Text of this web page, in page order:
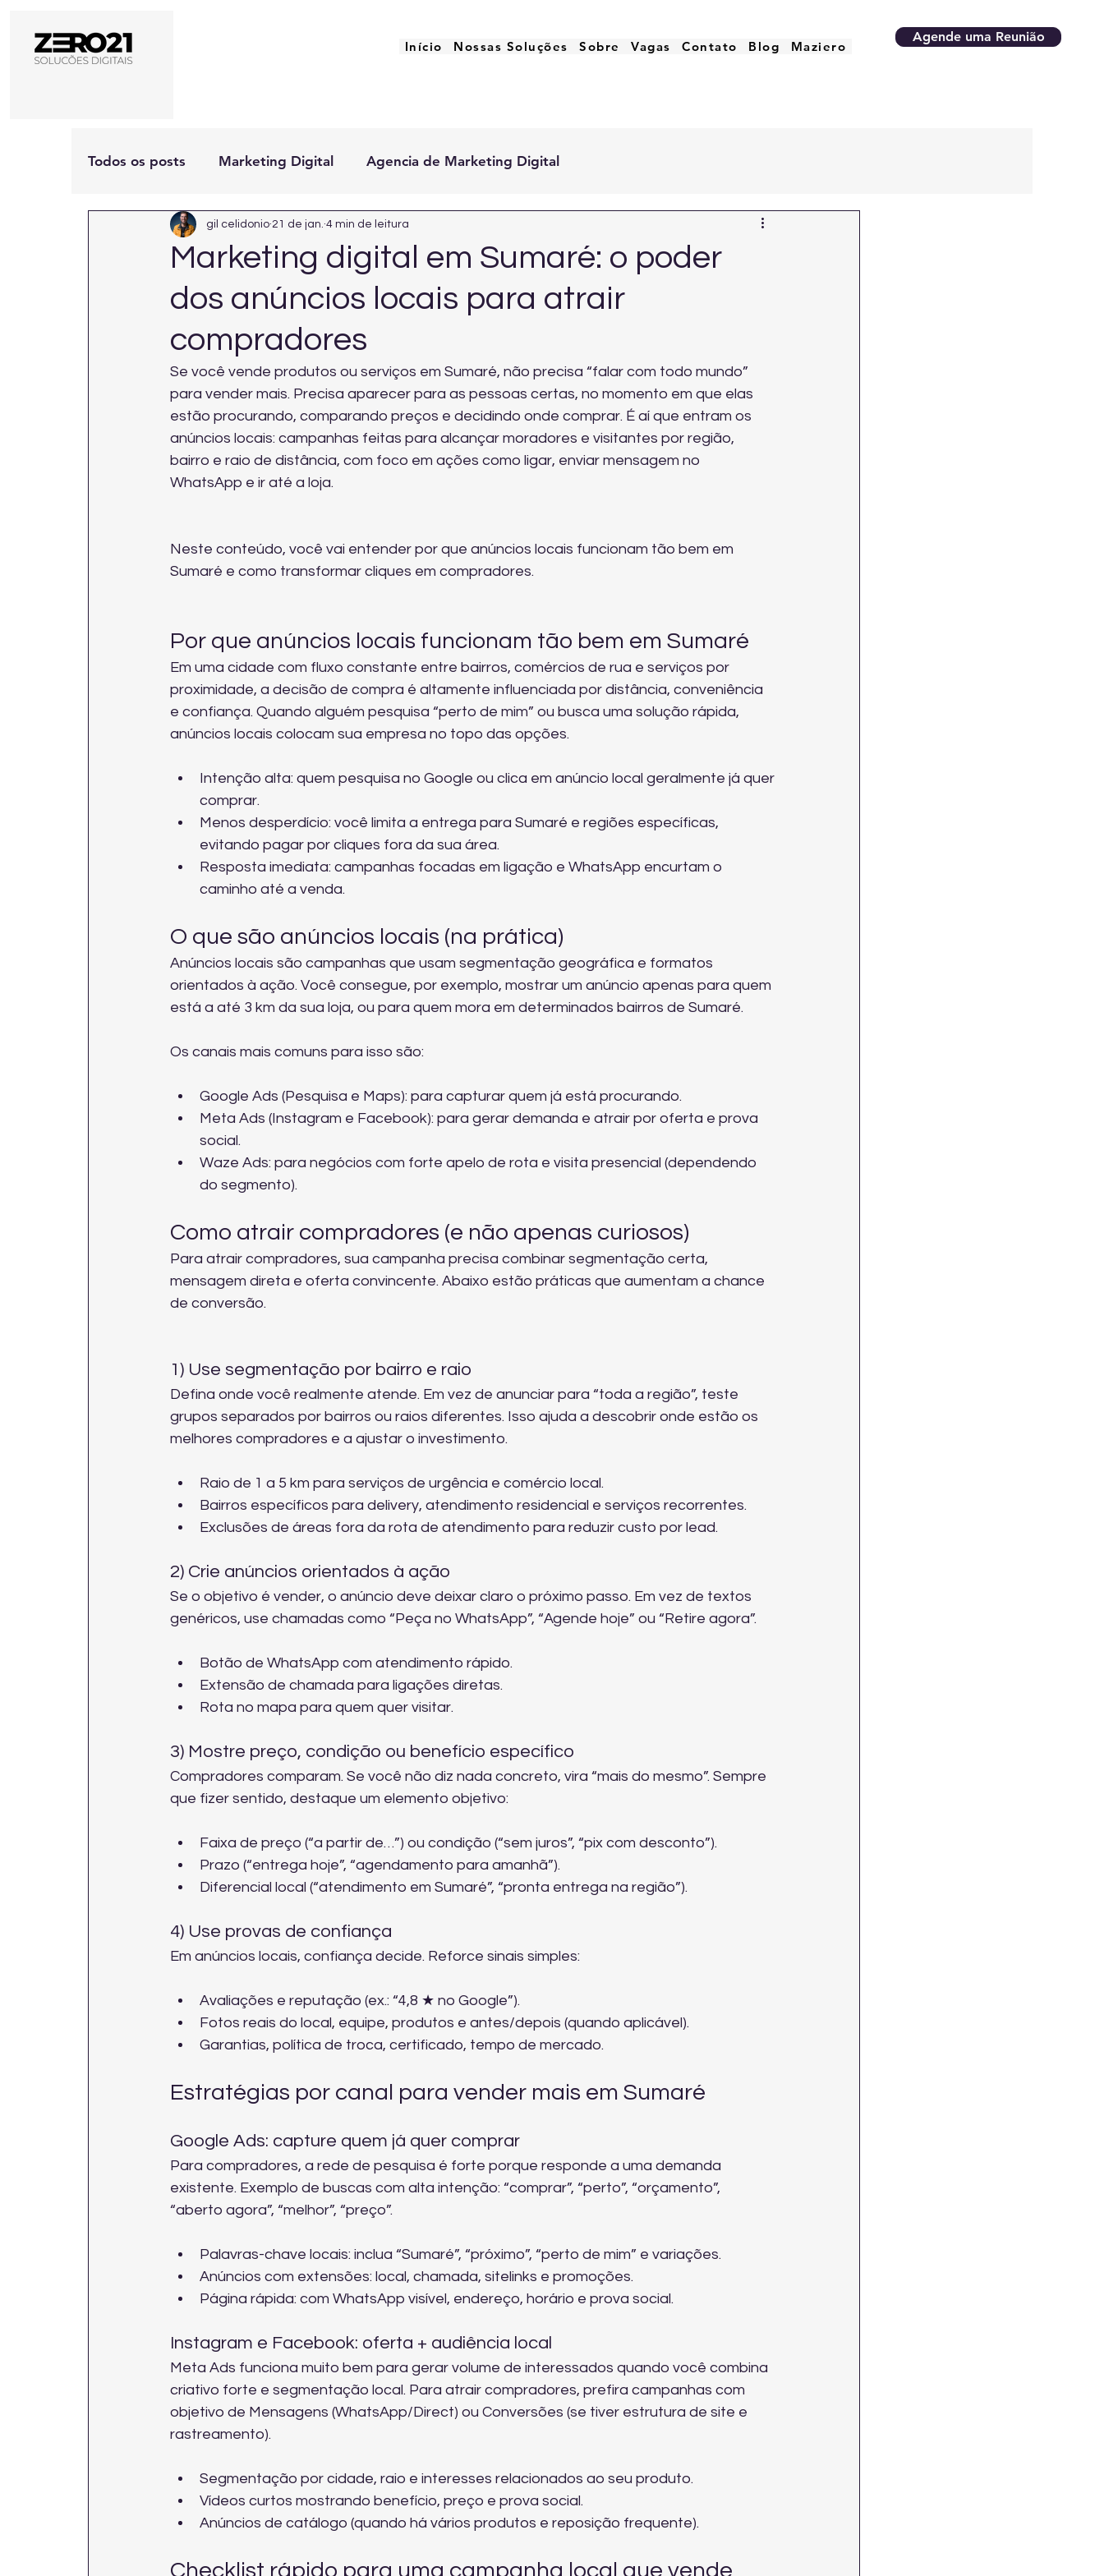
Início Nossas Soluções Sobre Vagas Contato Blog Maziero
Agende uma Reunião
Todos os posts Marketing Digital Agencia de Marketing Digital
Marketing digital em Sumaré: o poder
dos anúncios locais para atrair
compradores
gil celidonio 21 de jan. 4 min de leitura
Se você vende produtos ou serviços em Sumaré, não precisa “falar com todo mundo”
para vender mais. Precisa aparecer para as pessoas certas, no momento em que elas
estão procurando, comparando preços e decidindo onde comprar. É aí que entram os
anúncios locais: campanhas feitas para alcançar moradores e visitantes por região,
bairro e raio de distância, com foco em ações como ligar, enviar mensagem no
WhatsApp e ir até a loja.
Neste conteúdo, você vai entender por que anúncios locais funcionam tão bem em
Sumaré e como transformar cliques em compradores.
Por que anúncios locais funcionam tão bem em Sumaré
Em uma cidade com fluxo constante entre bairros, comércios de rua e serviços por
proximidade, a decisão de compra é altamente influenciada por distância, conveniência
e confiança. Quando alguém pesquisa “perto de mim” ou busca uma solução rápida,
anúncios locais colocam sua empresa no topo das opções.
Intenção alta: quem pesquisa no Google ou clica em anúncio local geralmente já quer
comprar.
Menos desperdício: você limita a entrega para Sumaré e regiões específicas,
evitando pagar por cliques fora da sua área.
Resposta imediata: campanhas focadas em ligação e WhatsApp encurtam o
caminho até a venda.
O que são anúncios locais (na prática)
Anúncios locais são campanhas que usam segmentação geográfica e formatos
orientados à ação. Você consegue, por exemplo, mostrar um anúncio apenas para quem
está a até 3 km da sua loja, ou para quem mora em determinados bairros de Sumaré.
Os canais mais comuns para isso são:
Google Ads (Pesquisa e Maps): para capturar quem já está procurando.
Meta Ads (Instagram e Facebook): para gerar demanda e atrair por oferta e prova
social.
Waze Ads: para negócios com forte apelo de rota e visita presencial (dependendo
do segmento).
Como atrair compradores (e não apenas curiosos)
Para atrair compradores, sua campanha precisa combinar segmentação certa,
mensagem direta e oferta convincente. Abaixo estão práticas que aumentam a chance
de conversão.
1) Use segmentação por bairro e raio
Defina onde você realmente atende. Em vez de anunciar para “toda a região”, teste
grupos separados por bairros ou raios diferentes. Isso ajuda a descobrir onde estão os
melhores compradores e a ajustar o investimento.
Raio de 1 a 5 km para serviços de urgência e comércio local.
Bairros específicos para delivery, atendimento residencial e serviços recorrentes.
Exclusões de áreas fora da rota de atendimento para reduzir custo por lead.
2) Crie anúncios orientados à ação
Se o objetivo é vender, o anúncio deve deixar claro o próximo passo. Em vez de textos
genéricos, use chamadas como “Peça no WhatsApp”, “Agende hoje” ou “Retire agora”.
Botão de WhatsApp com atendimento rápido.
Extensão de chamada para ligações diretas.
Rota no mapa para quem quer visitar.
3) Mostre preço, condição ou benefício específico
Compradores comparam. Se você não diz nada concreto, vira “mais do mesmo”. Sempre
que fizer sentido, destaque um elemento objetivo:
Faixa de preço (“a partir de…”) ou condição (“sem juros”, “pix com desconto”).
Prazo (“entrega hoje”, “agendamento para amanhã”).
Diferencial local (“atendimento em Sumaré”, “pronta entrega na região”).
4) Use provas de confiança
Em anúncios locais, confiança decide. Reforce sinais simples:
Avaliações e reputação (ex.: “4,8 ★ no Google”).
Fotos reais do local, equipe, produtos e antes/depois (quando aplicável).
Garantias, política de troca, certificado, tempo de mercado.
Estratégias por canal para vender mais em Sumaré
Google Ads: capture quem já quer comprar
Para compradores, a rede de pesquisa é forte porque responde a uma demanda
existente. Exemplo de buscas com alta intenção: “comprar”, “perto”, “orçamento”,
“aberto agora”, “melhor”, “preço”.
Palavras-chave locais: inclua “Sumaré”, “próximo”, “perto de mim” e variações.
Anúncios com extensões: local, chamada, sitelinks e promoções.
Página rápida: com WhatsApp visível, endereço, horário e prova social.
Instagram e Facebook: oferta + audiência local
Meta Ads funciona muito bem para gerar volume de interessados quando você combina
criativo forte e segmentação local. Para atrair compradores, prefira campanhas com
objetivo de Mensagens (WhatsApp/Direct) ou Conversões (se tiver estrutura de site e
rastreamento).
Segmentação por cidade, raio e interesses relacionados ao seu produto.
Vídeos curtos mostrando benefício, preço e prova social.
Anúncios de catálogo (quando há vários produtos e reposição frequente).
Checklist rápido para uma campanha local que vende